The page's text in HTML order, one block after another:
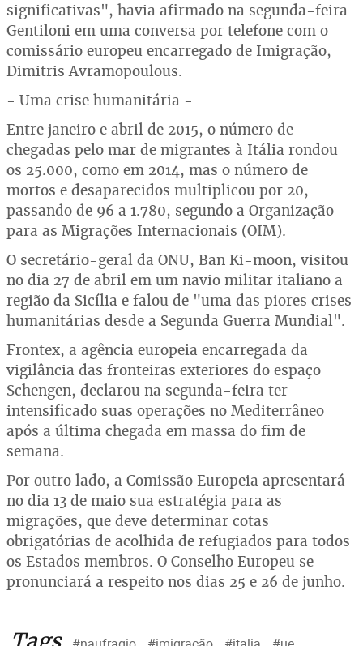
significativas", havia afirmado na segunda-feira
Gentiloni em uma conversa por telefone com o
comissário europeu encarregado de Imigração,
Dimitris Avramopoulous.
- Uma crise humanitária -
Entre janeiro e abril de 2015, o número de
chegadas pelo mar de migrantes à Itália rondou
os 25.000, como em 2014, mas o número de
mortos e desaparecidos multiplicou por 20,
passando de 96 a 1.780, segundo a Organização
para as Migrações Internacionais (OIM).
O secretário-geral da ONU, Ban Ki-moon, visitou
no dia 27 de abril em um navio militar italiano a
região da Sicília e falou de "uma das piores crises
humanitárias desde a Segunda Guerra Mundial".
Frontex, a agência europeia encarregada da
vigilância das fronteiras exteriores do espaço
Schengen, declarou na segunda-feira ter
intensificado suas operações no Mediterrâneo
após a última chegada em massa do fim de
semana.
Por outro lado, a Comissão Europeia apresentará
no dia 13 de maio sua estratégia para as
migrações, que deve determinar cotas
obrigatórias de acolhida de refugiados para todos
os Estados membros. O Conselho Europeu se
pronunciará a respeito nos dias 25 e 26 de junho.